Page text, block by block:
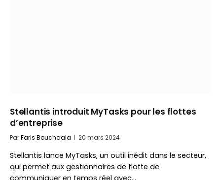
Stellantis introduit MyTasks pour les flottes
d’entreprise
ParFaris Bouchaala 20 mars 2024
Stellantis lance MyTasks, un outil inédit dans le secteur,
qui permet aux gestionnaires de flotte de
communiquer en temps réel avec…